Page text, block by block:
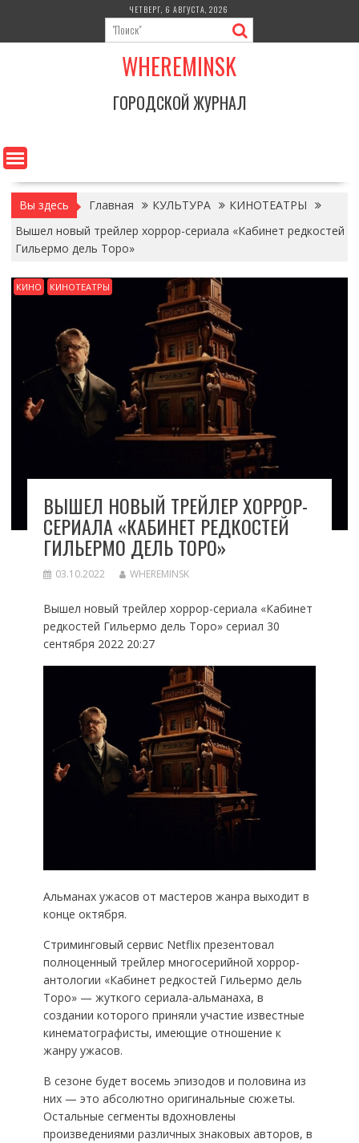
содержимому
ЧЕТВЕРГ, 6 АВГУСТА, 2026
WHEREMINSK
ГОРОДСКОЙ ЖУРНАЛ
Вы здесь Главная КУЛЬТУРА
КИНОТЕАТРЫ
Вышел новый трейлер хоррор-сериала «Кабинет редкостей
Гильермо дель Торо»
КИНО КИНОТЕАТРЫ
ВЫШЕЛ НОВЫЙ ТРЕЙЛЕР ХОРРОР-
СЕРИАЛА «КАБИНЕТ РЕДКОСТЕЙ
ГИЛЬЕРМО ДЕЛЬ ТОРО»
03.10.2022 WHEREMINSK
Вышел новый трейлер хоррор-сериала «Кабинет
редкостей Гильермо дель Торо» сериал 30
сентября 2022 20:27
Альманах ужасов от мастеров жанра выходит в
конце октября.
Стриминговый сервис Netflix презентовал
полноценный трейлер многосерийной хоррор-
антологии «Кабинет редкостей Гильермо дель
Торо» — жуткого сериала-альманаха, в
создании которого приняли участие известные
кинематографисты, имеющие отношение к
жанру ужасов.
В сезоне будет восемь эпизодов и половина из
них — это абсолютно оригинальные сюжеты.
Остальные сегменты вдохновлены
произведениями различных знаковых авторов, в